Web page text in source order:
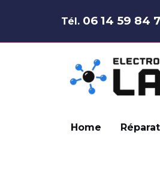
contenu
Tél. 06 14 59 84
Home